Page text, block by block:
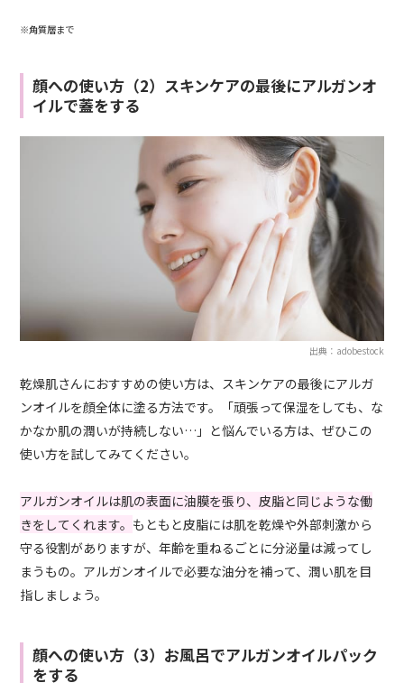
※角質層まで
顔への使い方（2）スキンケアの最後にアルガンオ
イルで蓋をする
出典：adobestock
乾燥肌さんにおすすめの使い方は、スキンケアの最後にアルガ
ンオイルを顔全体に塗る方法です。「頑張って保湿をしても、な
かなか肌の潤いが持続しない…」と悩んでいる方は、ぜひこの
使い方を試してみてください。
アルガンオイルは肌の表面に油膜を張り、皮脂と同じような働
きをしてくれます。 もともと皮脂には肌を乾燥や外部刺激から
守る役割がありますが、年齢を重ねるごとに分泌量は減ってし
まうもの。アルガンオイルで必要な油分を補って、潤い肌を目
指しましょう。
顔への使い方（3）お風呂でアルガンオイルパック
をする